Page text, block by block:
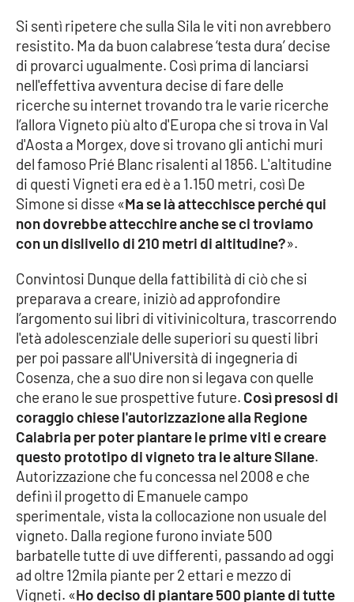
Si sentì ripetere che sulla Sila le viti non avrebbero
resistito. Ma da buon calabrese ‘testa dura’ decise
di provarci ugualmente. Così prima di lanciarsi
nell'effettiva avventura decise di fare delle
ricerche su internet trovando tra le varie ricerche
l’allora Vigneto più alto d'Europa che si trova in Val
d'Aosta a Morgex, dove si trovano gli antichi muri
del famoso Prié Blanc risalenti al 1856. L'altitudine
di questi Vigneti era ed è a 1.150 metri, così De
Simone si disse «Ma se là attecchisce perché qui
non dovrebbe attecchire anche se ci troviamo
con un dislivello di 210 metri di altitudine?».
Convintosi Dunque della fattibilità di ciò che si
preparava a creare, iniziò ad approfondire
l’argomento sui libri di vitivinicoltura, trascorrendo
l'età adolescenziale delle superiori su questi libri
per poi passare all'Università di ingegneria di
Cosenza, che a suo dire non si legava con quelle
che erano le sue prospettive future. Così presosi di
coraggio chiese l'autorizzazione alla Regione
Calabria per poter piantare le prime viti e creare
questo prototipo di vigneto tra le alture Silane.
Autorizzazione che fu concessa nel 2008 e che
definì il progetto di Emanuele campo
sperimentale, vista la collocazione non usuale del
vigneto. Dalla regione furono inviate 500
barbatelle tutte di uve differenti, passando ad oggi
ad oltre 12mila piante per 2 ettari e mezzo di
Vigneti. «Ho deciso di piantare 500 piante di tutte